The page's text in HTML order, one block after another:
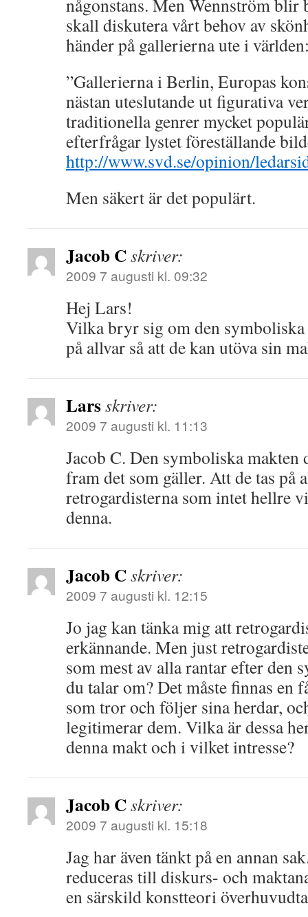
någonstans. Men Wennström
skall diskutera vårt behov av
händer på gallerierna ute i
”Gallerierna i Berlin, Europas
nästan uteslutande ut figurativa
traditionella genrer mycket
efterfrågar lystet föreställande
http://www.svd.se/opinion/
Men säkert är det populärt.
Jacob Cskriver:
2009 7 augusti kl. 09:32
Hej Lars!
Vilka bryr sig om den
på allvar så att de kan utöva sin
Larsskriver:
2009 7 augusti kl. 11:13
Jacob C. Den symboliska makten
fram det som gäller. Att de tas på
retrogardisterna som intet hellre
denna.
Jacob Cskriver:
2009 7 augusti kl. 12:15
Jo jag kan tänka mig att
erkännande. Men just
som mest av alla rantar efter den
du talar om? Det måste finnas en
som tror och följer sina herdar,
legitimerar dem. Vilka är dessa
denna makt och i vilket intresse?
Jacob Cskriver:
2009 7 augusti kl. 15:18
Jag har även tänkt på en annan
reduceras till diskurs- och
en särskild konstteori